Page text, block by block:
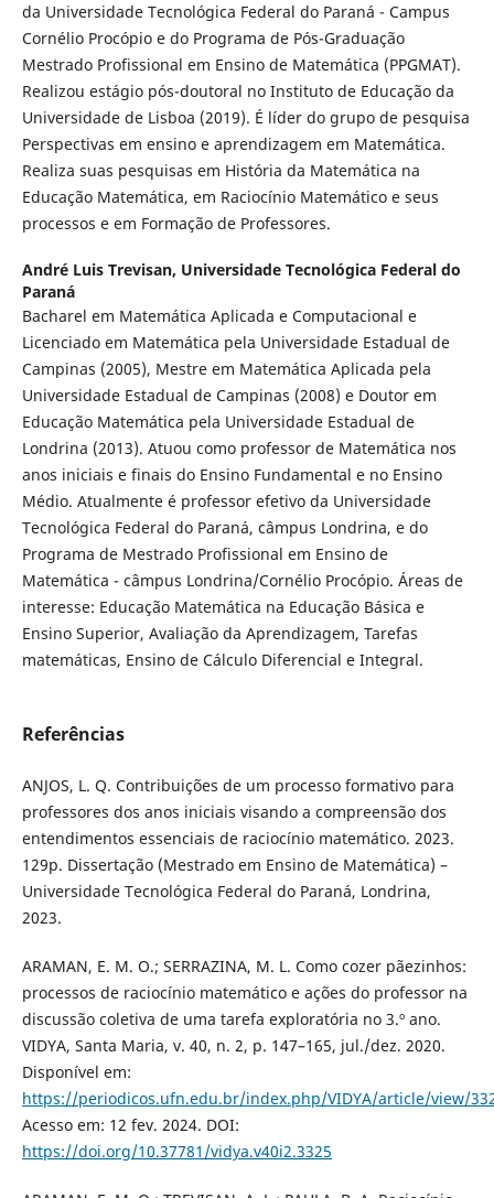
da Universidade Tecnológica Federal do Paraná - Campus
Cornélio Procópio e do Programa de Pós-Graduação
Mestrado Profissional em Ensino de Matemática (PPGMAT).
Realizou estágio pós-doutoral no Instituto de Educação da
Universidade de Lisboa (2019). É líder do grupo de pesquisa
Perspectivas em ensino e aprendizagem em Matemática.
Realiza suas pesquisas em História da Matemática na
Educação Matemática, em Raciocínio Matemático e seus
processos e em Formação de Professores.
André Luis Trevisan, Universidade Tecnológica Federal do
Paraná
Bacharel em Matemática Aplicada e Computacional e
Licenciado em Matemática pela Universidade Estadual de
Campinas (2005), Mestre em Matemática Aplicada pela
Universidade Estadual de Campinas (2008) e Doutor em
Educação Matemática pela Universidade Estadual de
Londrina (2013). Atuou como professor de Matemática nos
anos iniciais e finais do Ensino Fundamental e no Ensino
Médio. Atualmente é professor efetivo da Universidade
Tecnológica Federal do Paraná, câmpus Londrina, e do
Programa de Mestrado Profissional em Ensino de
Matemática - câmpus Londrina/Cornélio Procópio. Áreas de
interesse: Educação Matemática na Educação Básica e
Ensino Superior, Avaliação da Aprendizagem, Tarefas
matemáticas, Ensino de Cálculo Diferencial e Integral.
Referências
ANJOS, L. Q. Contribuições de um processo formativo para
professores dos anos iniciais visando a compreensão dos
entendimentos essenciais de raciocínio matemático. 2023.
129p. Dissertação (Mestrado em Ensino de Matemática) –
Universidade Tecnológica Federal do Paraná, Londrina,
2023.
ARAMAN, E. M. O.; SERRAZINA, M. L. Como cozer pãezinhos:
processos de raciocínio matemático e ações do professor na
discussão coletiva de uma tarefa exploratória no 3.º ano.
VIDYA, Santa Maria, v. 40, n. 2, p. 147–165, jul./dez. 2020.
Disponível em:
https://periodicos.ufn.edu.br/index.php/VIDYA/article/view/
Acesso em: 12 fev. 2024. DOI:
https://doi.org/10.37781/vidya.v40i2.3325